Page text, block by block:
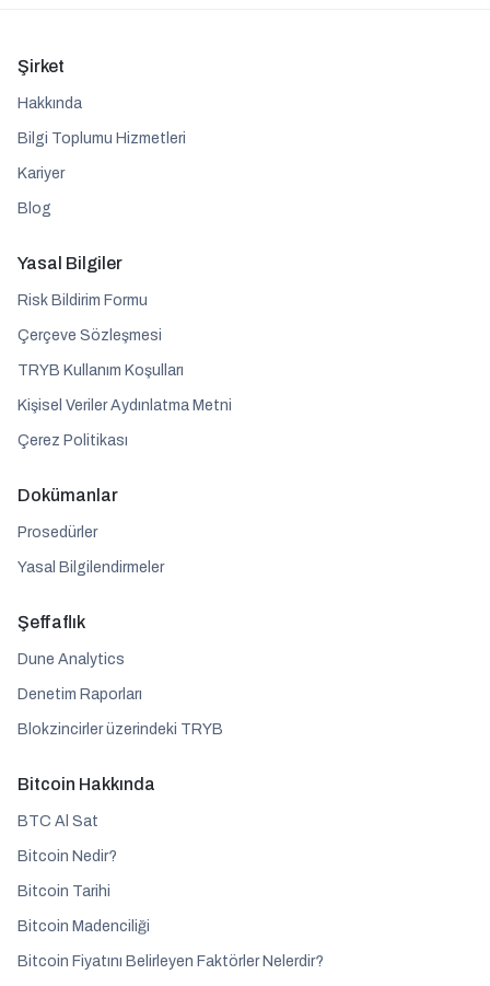
Şirket
Hakkında
Bilgi Toplumu Hizmetleri
Kariyer
Blog
Yasal Bilgiler
Risk Bildirim Formu
Çerçeve Sözleşmesi
TRYB Kullanım Koşulları
Kişisel Veriler Aydınlatma Metni
Çerez Politikası
Dokümanlar
Prosedürler
Yasal Bilgilendirmeler
Şeffaflık
Dune Analytics
Denetim Raporları
Blokzincirler üzerindeki TRYB
Bitcoin Hakkında
BTC Al Sat
Bitcoin Nedir?
Bitcoin Tarihi
Bitcoin Madenciliği
Bitcoin Fiyatını Belirleyen Faktörler Nelerdir?